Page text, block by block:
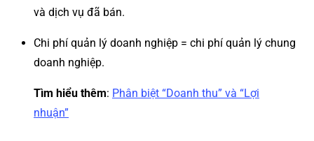
và dịch vụ đã bán.
Chi phí quản lý doanh nghiệp = chi phí quản lý chung
doanh nghiệp.
Tìm hiểu thêm: Phân biệt “Doanh thu” và “Lợi
nhuận”